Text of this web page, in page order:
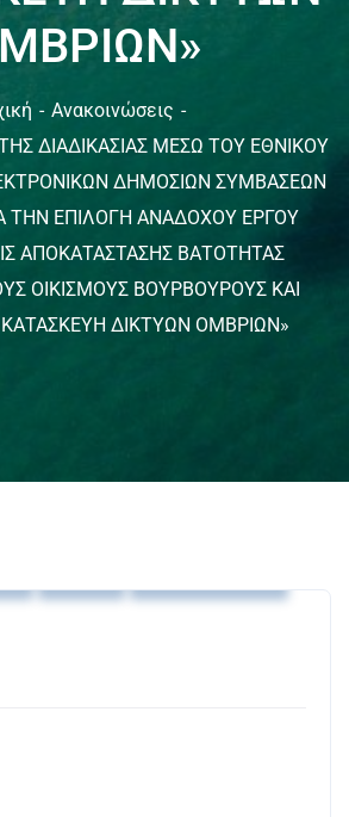
Ανακοινώσεις
ΔΙΑΔΙΚΑΣΙΑΣ ΜΕΣΩ ΤΟΥ ΕΘΝΙΚΟΥ
ΔΗΜΟΣΙΩΝ ΣΥΜΒΑΣΕΩΝ
ΤΗΝ ΕΠΙΛΟΓΗ ΑΝΑΔΟΧΟΥ ΕΡΓΟΥ
ΑΠΟΚΑΤΑΣΤΑΣΗΣ ΒΑΤΟΤΗΤΑΣ
ΟΙΚΙΣΜΟΥΣ ΒΟΥΡΒΟΥΡΟΥΣ ΚΑΙ
ΔΙΚΤΥΩΝ ΟΜΒΡΙΩΝ»